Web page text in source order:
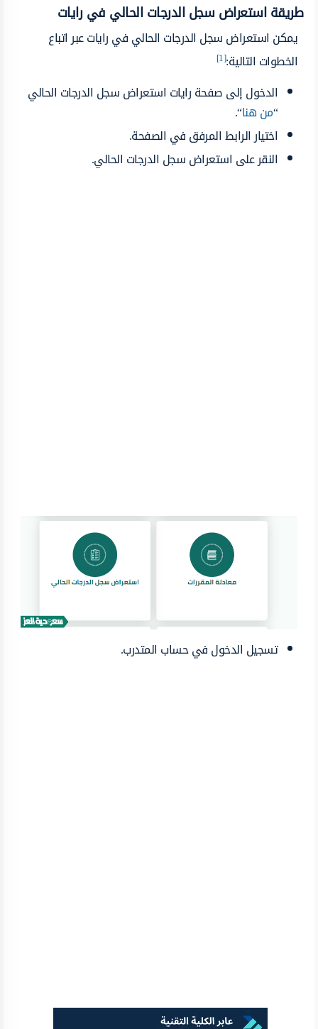
طريقة استعراض سجل الدرجات الحالي في رايات
يمكن استعراض سجل الدرجات الحالي في رايات عبر اتباع
الخطوات التالية:[1]
الدخول إلى صفحة رايات استعراض سجل الدرجات الحالي
“من هنا“.
اختيار الرابط المرفق في الصفحة.
النقر على استعراض سجل الدرجات الحالي.
تسجيل الدخول في حساب المتدرب.